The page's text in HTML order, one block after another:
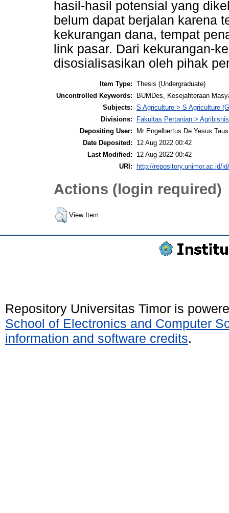
hasil-hasil potensial yang
belum dapat berjalan karena
kekurangan dana, tempat
link pasar. Dari kekurangan-
disosialisasikan oleh pihak
Item Type: Thesis (Undergraduate)
Uncontrolled Keywords:
BUMDes, Kesejahteraan
Subjects: S Agriculture > S Agriculture
Divisions:
Fakultas Pertanian > Agribisnis
Depositing User:
Mr Engelbertus De Yesus Taus
Date Deposited:
12 Aug 2022 00:42
Last Modified:
12 Aug 2022 00:42
URI:
http://repository.unimor.ac.id/
Actions (login required)
View Item
Repository Universitas Timor is
School of Electronics and Computer
information and software credits.